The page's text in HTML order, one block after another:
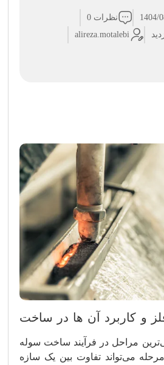
1404/
نظرات 0
alireza.motalebi
و کاربرد آن ها در ساخت
مراحل در فرآیند ساخت سوله
می‌تواند تفاوت بین یک سازه